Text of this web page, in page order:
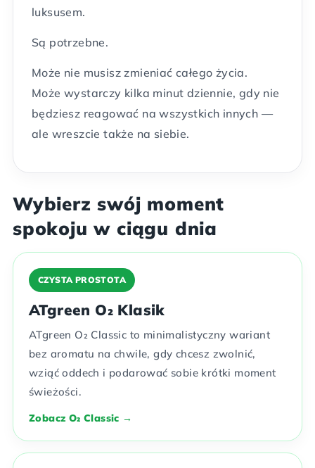
luksusem.
Są potrzebne.
Może nie musisz zmieniać całego życia.
Może wystarczy kilka minut dziennie, gdy nie
będziesz reagować na wszystkich innych —
ale wreszcie także na siebie.
Wybierz swój moment
spokoju w ciągu dnia
CZYSTA PROSTOTA
ATgreen O₂ Klasik
ATgreen O₂ Classic to minimalistyczny wariant
bez aromatu na chwile, gdy chcesz zwolnić,
wziąć oddech i podarować sobie krótki moment
świeżości.
Zobacz O₂ Classic →